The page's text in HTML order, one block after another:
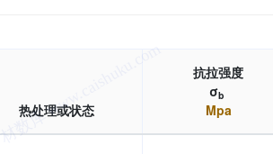
热处理或状态
抗拉强度
σb
Mpa